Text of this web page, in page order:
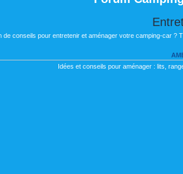
de conseils pour entretenir et aménager votre camping-car ?
Idées et conseils pour aménager : lits,